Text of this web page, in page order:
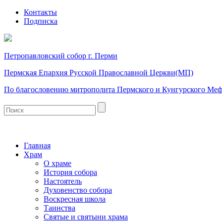
Контакты
Подписка
Петропавловский собор г. Перми
Пермская Епархия Русской Православной Церкви(МП)
По благословению митрополита Пермского и Кунгурского
Главная
Храм
О храме
История собора
Настоятель
Духовенство собора
Воскресная школа
Таинства
Святые и святыни храма